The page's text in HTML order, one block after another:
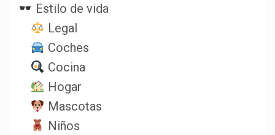
Estilo de vida
Legal
Coches
Cocina
Hogar
Mascotas
Niños